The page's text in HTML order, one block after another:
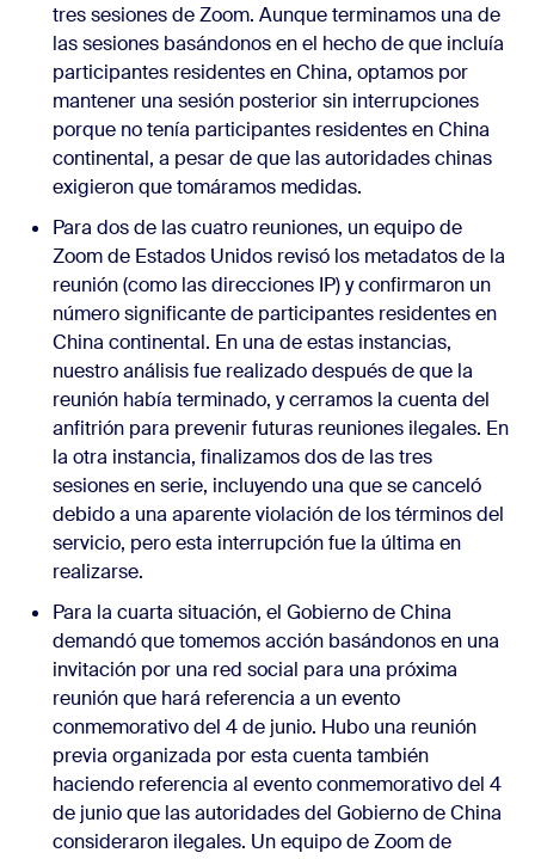
tres sesiones de Zoom. Aunque terminamos una de
las sesiones basándonos en el hecho de que incluía
participantes residentes en China, optamos por
mantener una sesión posterior sin interrupciones
porque no tenía participantes residentes en China
continental, a pesar de que las autoridades chinas
exigieron que tomáramos medidas.
Para dos de las cuatro reuniones, un equipo de
Zoom de Estados Unidos revisó los metadatos de la
reunión (como las direcciones IP) y confirmaron un
número significante de participantes residentes en
China continental. En una de estas instancias,
nuestro análisis fue realizado después de que la
reunión había terminado, y cerramos la cuenta del
anfitrión para prevenir futuras reuniones ilegales. En
la otra instancia, finalizamos dos de las tres
sesiones en serie, incluyendo una que se canceló
debido a una aparente violación de los términos del
servicio, pero esta interrupción fue la última en
realizarse.
Para la cuarta situación, el Gobierno de China
demandó que tomemos acción basándonos en una
invitación por una red social para una próxima
reunión que hará referencia a un evento
conmemorativo del 4 de junio. Hubo una reunión
previa organizada por esta cuenta también
haciendo referencia al evento conmemorativo del 4
de junio que las autoridades del Gobierno de China
consideraron ilegales. Un equipo de Zoom de